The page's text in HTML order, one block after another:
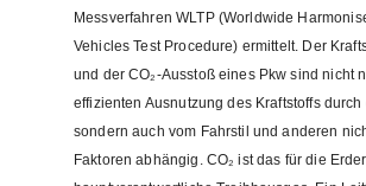
Messverfahren WLTP (Worldwide
Vehicles Test Procedure) ermittelt. Der
und der CO₂-Ausstoß eines Pkw sind nicht
effizienten Ausnutzung des Kraftstoffs durch
sondern auch vom Fahrstil und anderen
Faktoren abhängig. CO₂ ist das für die